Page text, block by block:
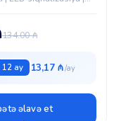
134.00₼
12 ay 13,17 ₼
əlavə et